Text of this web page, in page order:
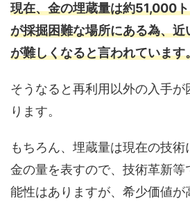
現在、金の埋蔵量は約51,000
が採掘困難な場所にある為、
が難しくなると言われています
そうなると再利用以外の入手
ります。
もちろん、埋蔵量は現在の技
金の量を表すので、技術革新
能性はありますが、希少価値が